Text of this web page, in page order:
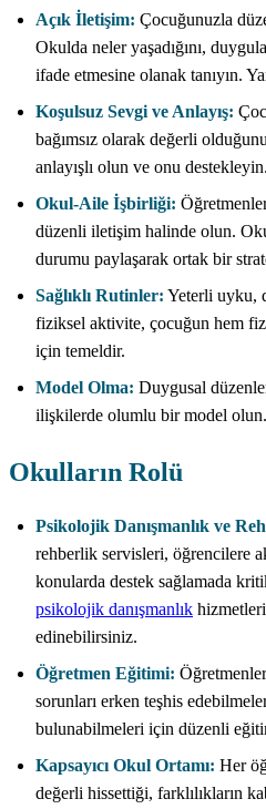
Açık İletişim: Çocuğunuzla
Okulda neler yaşadığını,
ifade etmesine olanak tanıyın.
Koşulsuz Sevgi ve Anlayış:
bağımsız olarak değerli
anlayışlı olun ve onu destekleyin.
Okul-Aile İşbirliği:
düzenli iletişim halinde olun.
durumu paylaşarak ortak bir
Sağlıklı Rutinler: Yeterli uyku,
fiziksel aktivite, çocuğun hem
için temeldir.
Model Olma: Duygusal
ilişkilerde olumlu bir model olun.
Okulların Rolü
Psikolojik Danışmanlık ve
rehberlik servisleri, öğrencilere
konularda destek sağlamada
psikolojik danışmanlık
edinebilirsiniz.
Öğretmen Eğitimi:
sorunları erken teşhis
bulunabilmeleri için düzenli
Kapsayıcı Okul Ortamı: Her
değerli hissettiği, farklılıkların